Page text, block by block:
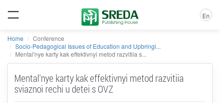
En
Home
Conference
Socio-Pedagogical Issues of Education and Upbringi...
Mental'nye karty kak effektivnyi metod razvitiia s...
Mental'nye karty kak effektivnyi metod razvitiia
sviaznoi rechi u detei s OVZ